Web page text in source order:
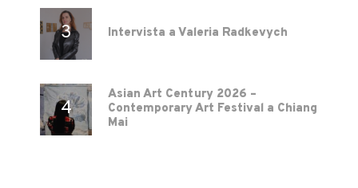
Intervista a Valeria Radkevych
Asian Art Century 2026 –
Contemporary Art Festival a Chiang
Mai